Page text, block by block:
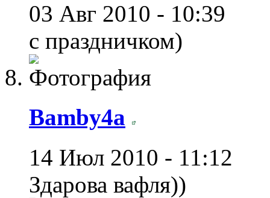
03 Авг 2010 - 10:39
с праздничком)
Bamby4a
14 Июл 2010 - 11:12
Здарова вафля))